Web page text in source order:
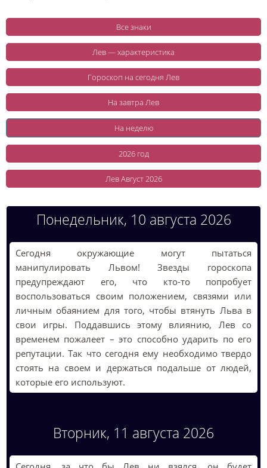
Все знаки
Лев — характеристика
Гороскоп на сегодня Лев
На завтра Лев
На неделю
2026 год
Лев Август 2026
Понедельник, 10 августа 2026
Сегодня окружающие могут пытаться
манипулировать Львом! Звезды гороскопа
предупреждают его, что кто-то попробует
воспользоваться своим положением, связями или
личным обаянием для того, чтобы втянуть Льва в
свои игры. Поддавшись этому влиянию, Лев со
временем пожалеет – это способно ударить по его
репутации. Так что сегодня ему необходимо твердо
стоять на своем и держаться подальше от людей,
которые его используют.
Вторник, 11 августа 2026